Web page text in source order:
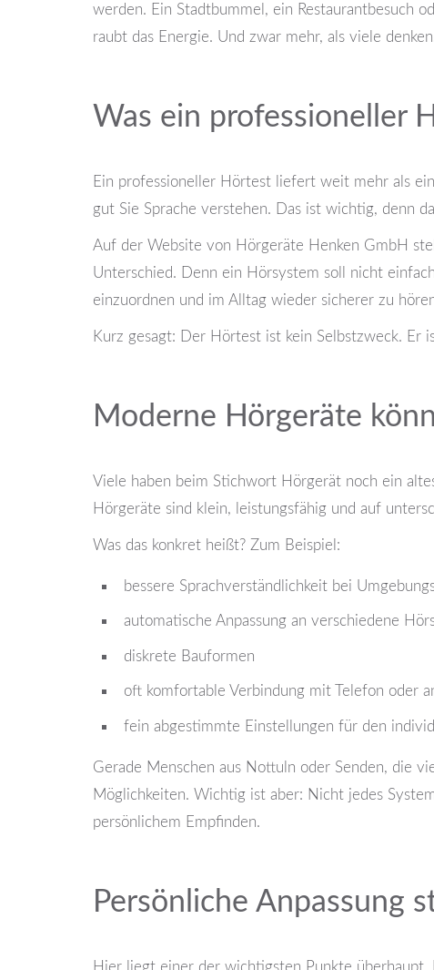
werden. Ein Stadtbummel, ein Restaurantbesuch
raubt das Energie. Und zwar mehr, als viele
Was ein professioneller
Ein professioneller Hörtest liefert weit mehr als
gut Sie Sprache verstehen. Das ist wichtig, denn
Auf der Website von Hörgeräte Henken GmbH
Unterschied. Denn ein Hörsystem soll nicht
einzuordnen und im Alltag wieder sicherer zu
Kurz gesagt: Der Hörtest ist kein Selbstzweck. Er
Moderne Hörgeräte
Viele haben beim Stichwort Hörgerät noch ein
Hörgeräte sind klein, leistungsfähig und auf
Was das konkret heißt? Zum Beispiel:
bessere Sprachverständlichkeit bei
automatische Anpassung an verschiedene
diskrete Bauformen
oft komfortable Verbindung mit Telefon oder
fein abgestimmte Einstellungen für den
Gerade Menschen aus Nottuln oder Senden, die
Möglichkeiten. Wichtig ist aber: Nicht jedes
persönlichem Empfinden.
Persönliche Anpassung
Hier liegt einer der wichtigsten Punkte